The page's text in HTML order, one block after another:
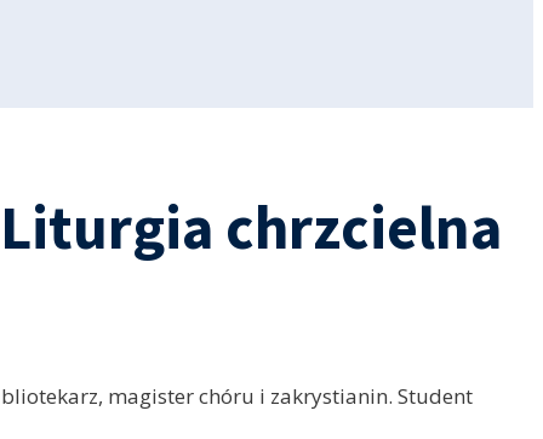
chrzcielna
magister chóru i zakrystianin. Student